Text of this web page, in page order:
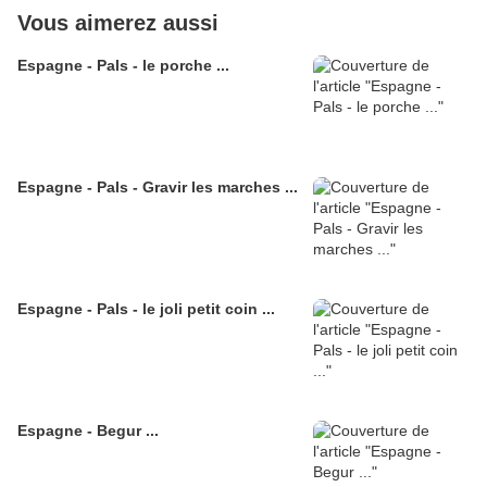
Vous aimerez aussi
Espagne - Pals - le porche ...
Espagne - Pals - Gravir les marches ...
Espagne - Pals - le joli petit coin ...
Espagne - Begur ...